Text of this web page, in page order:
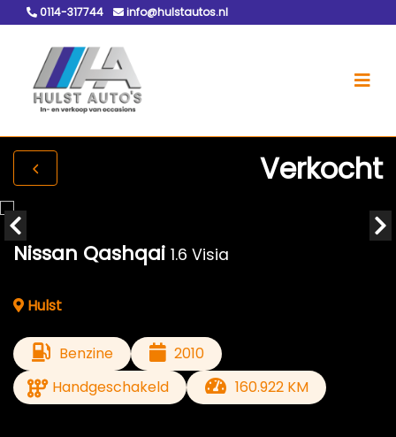
0114-317744 info@hulstautos.nl
Verkocht
Nissan Qashqai 1.6 Visia
Hulst
Benzine
2010
Handgeschakeld
160.922 KM